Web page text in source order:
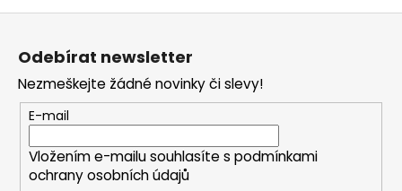
Odebírat newsletter
Nezmeškejte žádné novinky či slevy!
E-mail
Vložením e-mailu souhlasíte s podmínkami
ochrany osobních údajů